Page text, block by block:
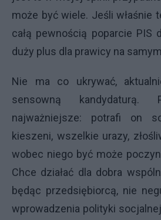
może być wiele. Jeśli właśnie
całą pewnością poparcie PIS
duży plus dla prawicy na
Nie ma co ukrywać,
sensowną
najważniejsze: potrafi on
kieszeni, wszelkie urazy,
wobec niego być może
Chce działać dla dobra
będąc przedsiębiorcą, nie
wprowadzenia polityki